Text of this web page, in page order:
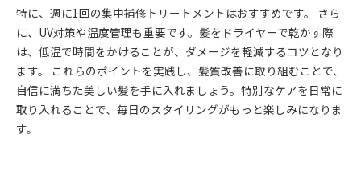
特に、週に1回の集中補修トリートメントはおすすめです。 さら
に、UV対策や温度管理も重要です。髪をドライヤーで乾かす際
は、低温で時間をかけることが、ダメージを軽減するコツとなり
ます。 これらのポイントを実践し、髪質改善に取り組むことで、
自信に満ちた美しい髪を手に入れましょう。特別なケアを日常に
取り入れることで、毎日のスタイリングがもっと楽しみになりま
す。